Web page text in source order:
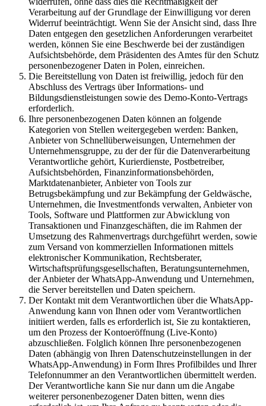
Verarbeitung auf der Grundlage der Einwilligung vor deren
Widerruf beeinträchtigt. Wenn Sie der Ansicht sind, dass Ihre
Daten entgegen den gesetzlichen Anforderungen verarbeitet
werden, können Sie eine Beschwerde bei der zuständigen
Aufsichtsbehörde, dem Präsidenten des Amtes für den Schutz
personenbezogener Daten in Polen, einreichen.
Die Bereitstellung von Daten ist freiwillig, jedoch für den
Abschluss des Vertrags über Informations- und
Bildungsdienstleistungen sowie des Demo-Konto-Vertrags
erforderlich.
Ihre personenbezogenen Daten können an folgende
Kategorien von Stellen weitergegeben werden: Banken,
Anbieter von Schnellüberweisungen, Unternehmen der
Unternehmensgruppe, zu der der für die Datenverarbeitung
Verantwortliche gehört, Kurierdienste, Postbetreiber,
Aufsichtsbehörden, Finanzinformationsbehörden,
Marktdatenanbieter, Anbieter von Tools zur
Betrugsbekämpfung und zur Bekämpfung der Geldwäsche,
Unternehmen, die Investmentfonds verwalten, Anbieter von
Tools, Software und Plattformen zur Abwicklung von
Transaktionen und Finanzgeschäften, die im Rahmen der
Umsetzung des Rahmenvertrags durchgeführt werden, sowie
zum Versand von kommerziellen Informationen mittels
elektronischer Kommunikation, Rechtsberater,
Wirtschaftsprüfungsgesellschaften, Beratungsunternehmen,
der Anbieter der WhatsApp-Anwendung und Unternehmen,
die Server bereitstellen und Daten speichern.
Der Kontakt mit dem Verantwortlichen über die WhatsApp-
Anwendung kann von Ihnen oder vom Verantwortlichen
initiiert werden, falls es erforderlich ist, Sie zu kontaktieren,
um den Prozess der Kontoeröffnung (Live-Konto)
abzuschließen. Folglich können Ihre personenbezogenen
Daten (abhängig von Ihren Datenschutzeinstellungen in der
WhatsApp-Anwendung) in Form Ihres Profilbildes und Ihrer
Telefonnummer an den Verantwortlichen übermittelt werden.
Der Verantwortliche kann Sie nur dann um die Angabe
weiterer personenbezogener Daten bitten, wenn dies